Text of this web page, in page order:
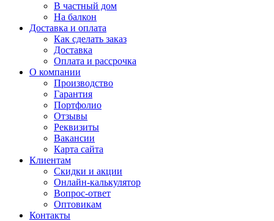
В частный дом
На балкон
Доставка и оплата
Как сделать заказ
Доставка
Оплата и рассрочка
О компании
Производство
Гарантия
Портфолио
Отзывы
Реквизиты
Вакансии
Карта сайта
Клиентам
Скидки и акции
Онлайн-калькулятор
Вопрос-ответ
Оптовикам
Контакты